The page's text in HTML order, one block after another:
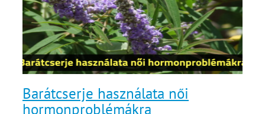
Barátcserje használata női
hormonproblémákra